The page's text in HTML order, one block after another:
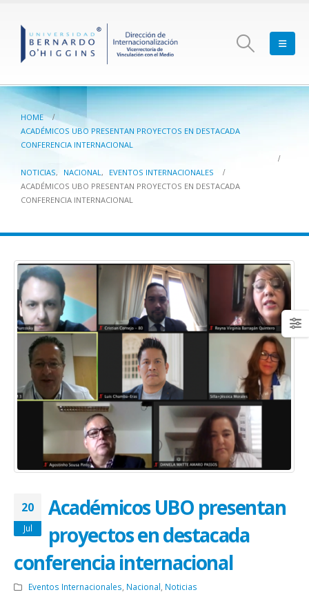
HOME
ACADÉMICOS UBO PRESENTAN PROYECTOS EN DESTACADA
CONFERENCIA INTERNACIONAL
NOTICIAS, NACIONAL,
EVENTOS INTERNACIONALES
ACADÉMICOS UBO PRESENTAN PROYECTOS EN DESTACADA
CONFERENCIA INTERNACIONAL
20
Jul
Académicos UBO presentan
proyectos en destacada
conferencia internacional
Eventos Internacionales, Nacional, Noticias